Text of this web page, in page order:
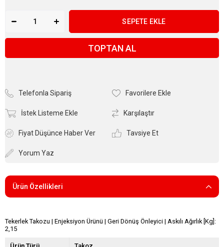
TOPTAN AL
Telefonla Sipariş Favorilere Ekle
İstek Listeme Ekle Karşılaştır
Fiyat Düşünce Haber Ver Tavsiye Et
Yorum Yaz
Ürün Özellikleri
Tekerlek Takozu | Enjeksiyon Ürünü | Geri Dönüş Önleyici | Askılı Ağırlık [Kg]:
2,15